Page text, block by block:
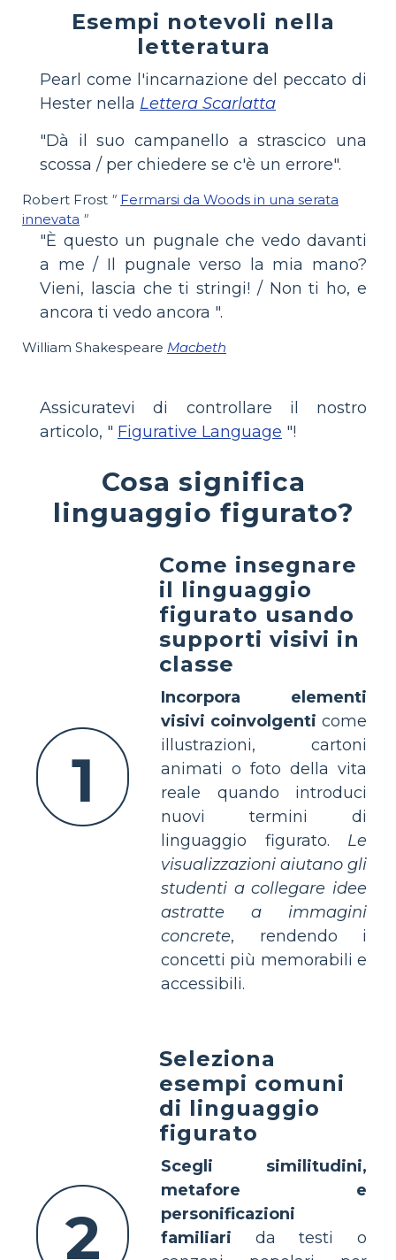
Esempi notevoli nella
letteratura
Pearl come l'incarnazione del peccato di
Hester nella Lettera Scarlatta
"Dà il suo campanello a strascico una
scossa / per chiedere se c'è un errore".
Robert Frost " Fermarsi da Woods in una serata
innevata "
"È questo un pugnale che vedo davanti
a me / Il pugnale verso la mia mano?
Vieni, lascia che ti stringi! / Non ti ho, e
ancora ti vedo ancora ".
William Shakespeare Macbeth
Assicuratevi di controllare il nostro
articolo, " Figurative Language "!
Cosa significa
linguaggio figurato?
1
Come insegnare
il linguaggio
figurato usando
supporti visivi in
classe
Incorpora elementi
visivi coinvolgenti come
illustrazioni, cartoni
animati o foto della vita
reale quando introduci
nuovi termini di
linguaggio figurato. Le
visualizzazioni aiutano gli
studenti a collegare idee
astratte a immagini
concrete, rendendo i
concetti più memorabili e
accessibili.
2
Seleziona
esempi comuni
di linguaggio
figurato
Scegli similitudini,
metafore e
personificazioni
familiari da testi o